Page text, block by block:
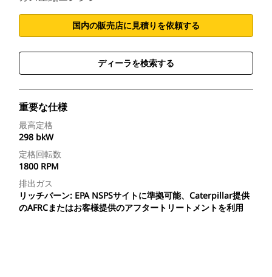
国内の販売店に見積りを依頼する
ディーラを検索する
重要な仕様
最高定格
298 bkW
定格回転数
1800 RPM
排出ガス
リッチバーン: EPA NSPSサイトに準拠可能、Caterpillar提供
のAFRCまたはお客様提供のアフタートリートメントを利用